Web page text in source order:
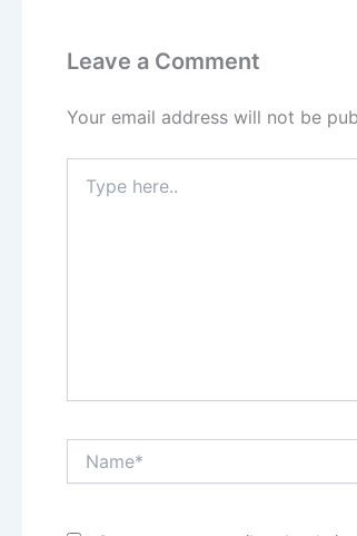
Leave a Comment
Your email address will not be
here..